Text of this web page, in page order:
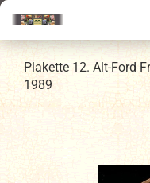
Plakette 12. Alt-Ford
1989